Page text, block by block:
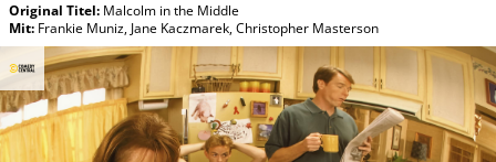
Original Titel: Malcolm in the Middle
Mit: Frankie Muniz,Jane Kaczmarek,Christopher Masterson